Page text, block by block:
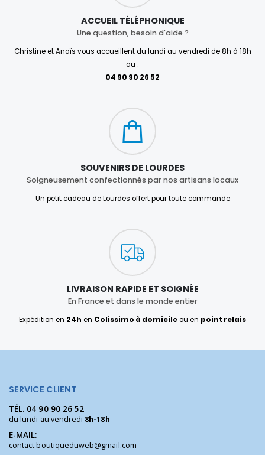
ACCUEIL TÉLÉPHONIQUE
Une question, besoin d'aide ?
Christine et Anaïs vous accueillent du lundi au vendredi de 8h à 18h
au :
04 90 90 26 52
SOUVENIRS DE LOURDES
Soigneusement confectionnés par nos artisans locaux
Un petit cadeau de Lourdes offert pour toute commande
LIVRAISON RAPIDE ET SOIGNÉE
En France et dans le monde entier
Expédition en 24h en Colissimo à domicileou en point relais
SERVICE CLIENT
TÉL. 04 90 90 26 52
du lundi au vendredi 8h-18h
E-MAIL:
contact.boutiqueduweb@gmail.com